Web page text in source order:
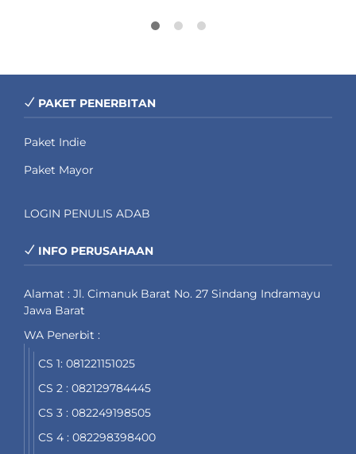
PAKET PENERBITAN
Paket Indie
Paket Mayor
LOGIN PENULIS ADAB
INFO PERUSAHAAN
Alamat : Jl. Cimanuk Barat No. 27 Sindang Indramayu
Jawa Barat
WA Penerbit :
CS 1: 081221151025
CS 2 : 082129784445
CS 3 : 082249198505
CS 4 : 082298398400